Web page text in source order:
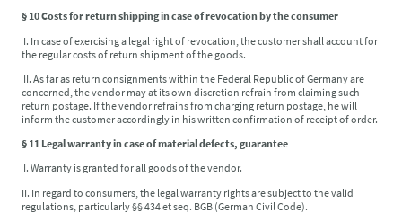
§ 10 Costs for return shipping in case of revocation by the consumer
I. In case of exercising a legal right of revocation, the customer shall account for
the regular costs of return shipment of the goods.
II. As far as return consignments within the Federal Republic of Germany are
concerned, the vendor may at its own discretion refrain from claiming such
return postage. If the vendor refrains from charging return postage, he will
inform the customer accordingly in his written confirmation of receipt of order.
§ 11 Legal warranty in case of material defects, guarantee
I. Warranty is granted for all goods of the vendor.
II. In regard to consumers, the legal warranty rights are subject to the valid
regulations, particularly §§ 434 et seq. BGB (German Civil Code).